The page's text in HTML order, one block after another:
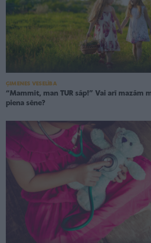
ĢIMENES VESELĪBA
“Mammīt, man TUR sāp!” Vai arī mazām
piena sēne?